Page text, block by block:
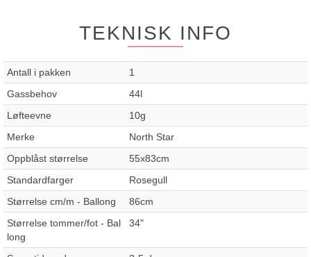
TEKNISK INFO
Antall i pakken
1
Gassbehov
44l
Løfteevne
10g
Merke
North Star
Oppblåst størrelse
55x83cm
Standardfarger
Rosegull
Størrelse cm/m - Ballong
86cm
Størrelse tommer/fot - Bal
long
34"